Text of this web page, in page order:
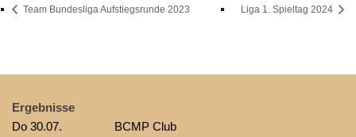
Team Bundesliga Aufstiegsrunde 2023 Liga 1. Spieltag 2024
Ergebnisse
Do 30.07.
BCMP Club